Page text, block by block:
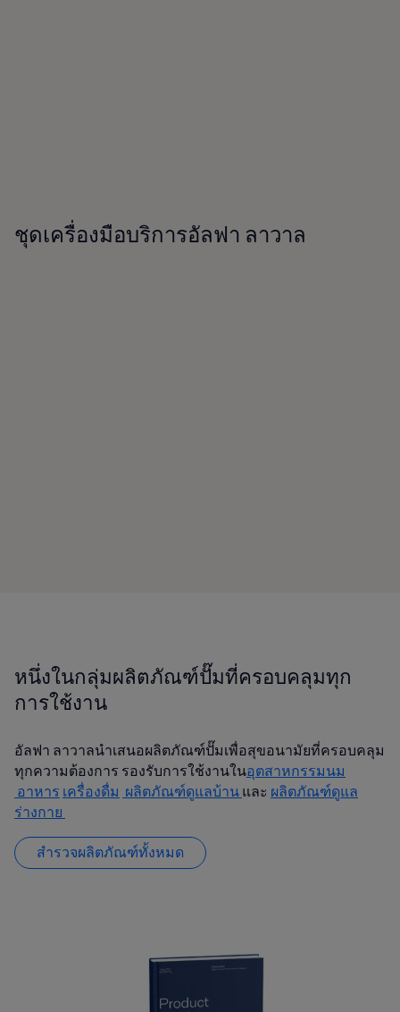
ชุดเครื่องมือบริการอัลฟา ลาวาล
หนึ่งในกลุ่มผลิตภัณฑ์ปั๊มที่ครอบคลุมทุก
การใช้งาน
อัลฟา ลาวาลนำเสนอผลิตภัณฑ์ปั๊มเพื่อสุขอนามัยที่ครอบคลุม
ทุกความต้องการ รองรับการใช้งานในอุตสาหกรรมนม
อาหาร เครื่องดื่ม ผลิตภัณฑ์ดูแลบ้านและ ผลิตภัณฑ์ดูแล
ร่างกาย
สำรวจผลิตภัณฑ์ทั้งหมด